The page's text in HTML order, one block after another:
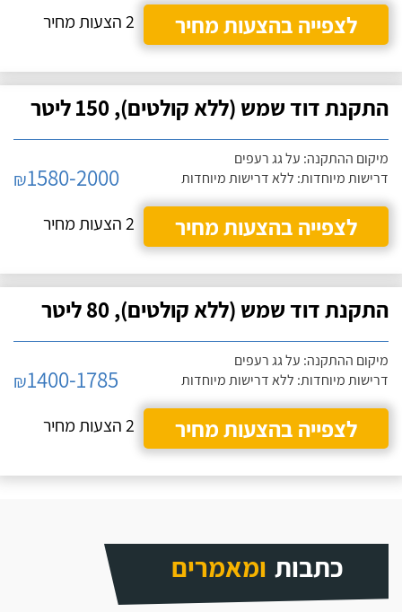
לצפייה בהצעות מחיר
2 הצעות מחיר
התקנת דוד שמש (ללא קולטים), 150 ליטר
מיקום ההתקנה: על גג רעפים
דרישות מיוחדות: ללא דרישות מיוחדות
₪1580-2000
לצפייה בהצעות מחיר
2 הצעות מחיר
התקנת דוד שמש (ללא קולטים), 80 ליטר
מיקום ההתקנה: על גג רעפים
דרישות מיוחדות: ללא דרישות מיוחדות
₪1400-1785
לצפייה בהצעות מחיר
2 הצעות מחיר
כתבות ומאמרים